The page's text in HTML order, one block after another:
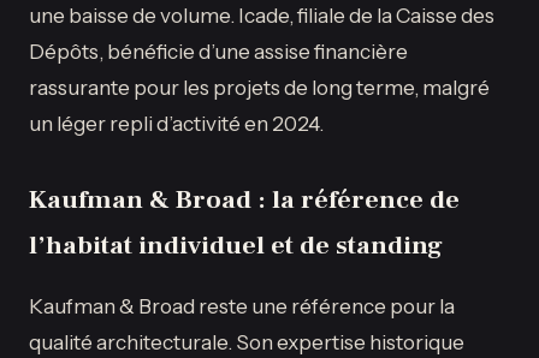
une baisse de volume. Icade, filiale de la Caisse des
Dépôts, bénéficie d’une assise financière
rassurante pour les projets de long terme, malgré
un léger repli d’activité en 2024.
Kaufman & Broad : la référence de
l’habitat individuel et de standing
Kaufman & Broad reste une référence pour la
qualité architecturale. Son expertise historique